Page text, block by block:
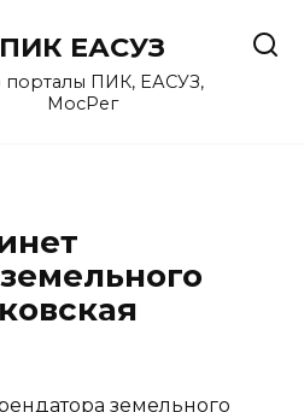
ПИК ЕАСУЗ
ПИК, ЕАСУЗ,
МосРег